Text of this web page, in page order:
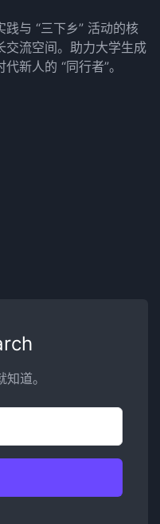
与 “三下乡” 活动的核
交流空间。助力大学生成
新人的 “同行者”。
道。